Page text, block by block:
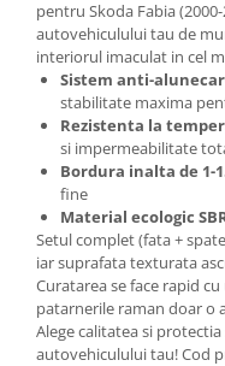
pentru Skoda Fabia
autovehiculului tau de
interiorul imaculat in cel
Sistem anti-
stabilitate maxima
Rezistenta la
si impermeabilitate
Bordura inalta de 1-
fine
Material ecologic
Setul complet (fata +
iar suprafata texturata
Curatarea se face rapid
patarnerile raman doar o
Alege calitatea si
autovehiculului tau! Cod